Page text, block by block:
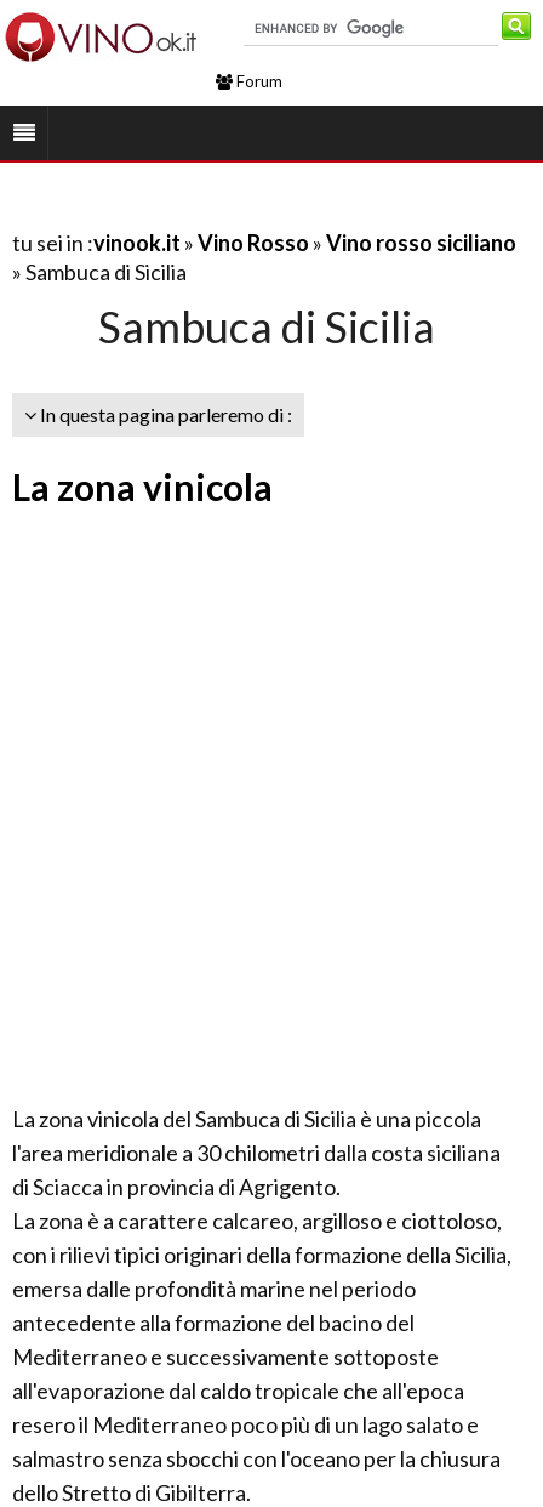
Forum
tu sei in :vinook.it »Vino Rosso »Vino rosso siciliano
» Sambuca di Sicilia
Sambuca di Sicilia
In questa pagina parleremo di :
La zona vinicola
La zona vinicola del Sambuca di Sicilia è una piccola
l'area meridionale a 30 chilometri dalla costa siciliana
di Sciacca in provincia di Agrigento.
La zona è a carattere calcareo, argilloso e ciottoloso,
con i rilievi tipici originari della formazione della Sicilia,
emersa dalle profondità marine nel periodo
antecedente alla formazione del bacino del
Mediterraneo e successivamente sottoposte
all'evaporazione dal caldo tropicale che all'epoca
resero il Mediterraneo poco più di un lago salato e
salmastro senza sbocchi con l'oceano per la chiusura
dello Stretto di Gibilterra.